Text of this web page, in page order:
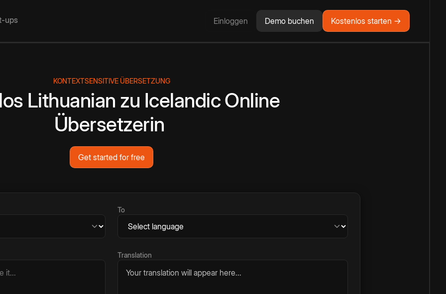
ups Einloggen Demo buchen Kostenlos starten →
KONTEXTSENSITIVE ÜBERSETZUNG
Lithuanian zu IcelandicOnline
Übersetzerin
Get started for free
To
Translation
Your translation will appear here...